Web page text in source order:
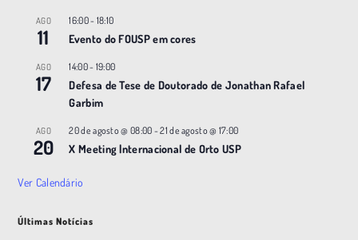
AGO
11
16:00- 18:10
Evento do FOUSP em cores
AGO
17
14:00- 19:00
Defesa de Tese de Doutorado de Jonathan Rafael
Garbim
AGO
20
20 de agosto @ 08:00 -21 de agosto @ 17:00
X Meeting |nternacional de Orto USP
Ver Calendário
Últimas Notícias